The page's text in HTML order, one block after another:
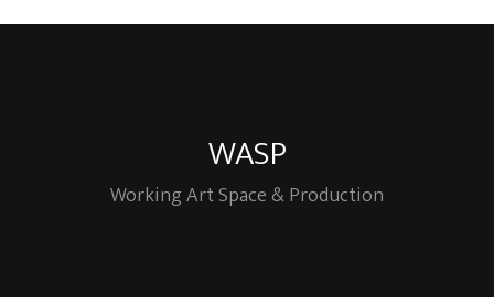
WASP
Working Art Space & Production